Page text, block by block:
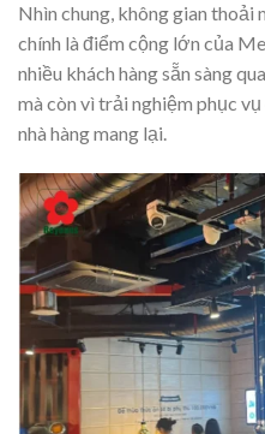
Nhìn chung, không gian
chính là điểm cộng lớn của
nhiều khách hàng sẵn sàng
mà còn vì trải nghiệm phục
nhà hàng mang lại.